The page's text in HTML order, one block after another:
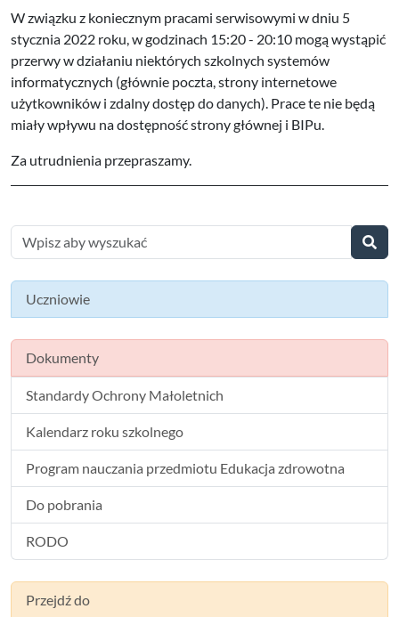
W związku z koniecznym pracami serwisowymi w dniu 5
stycznia 2022 roku, w godzinach 15:20 - 20:10 mogą wystąpić
przerwy w działaniu niektórych szkolnych systemów
informatycznych (głównie poczta, strony internetowe
użytkowników i zdalny dostęp do danych). Prace te nie będą
miały wpływu na dostępność strony głównej i BIPu.
Za utrudnienia przepraszamy.
Uczniowie
Dokumenty
Standardy Ochrony Małoletnich
Kalendarz roku szkolnego
Program nauczania przedmiotu Edukacja zdrowotna
Do pobrania
RODO
Przejdź do